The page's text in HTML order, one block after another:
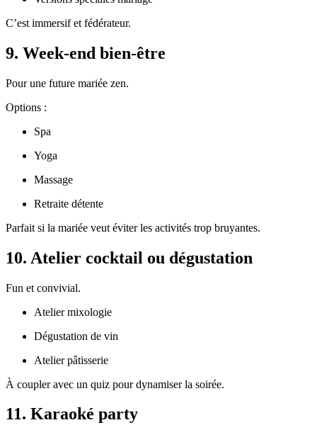
C’est immersif et fédérateur.
9. Week-end bien-être
Pour une future mariée zen.
Options :
Spa
Yoga
Massage
Retraite détente
Parfait si la mariée veut éviter les activités trop bruyantes.
10. Atelier cocktail ou dégustation
Fun et convivial.
Atelier mixologie
Dégustation de vin
Atelier pâtisserie
À coupler avec un quiz pour dynamiser la soirée.
11. Karaoké party